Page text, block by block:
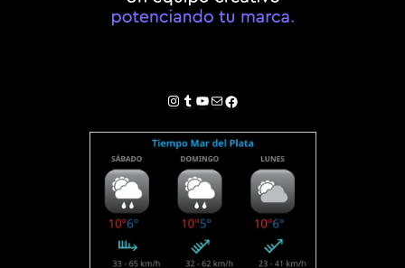
Instagram
Tumblr
YouTube
Correo electrónico
Facebook